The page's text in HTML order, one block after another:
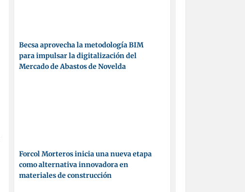
Becsa aprovecha la metodología BIM
para impulsar la digitalización del
Mercado de Abastos de Novelda
Forcol Morteros inicia una nueva etapa
como alternativa innovadora en
materiales de construcción